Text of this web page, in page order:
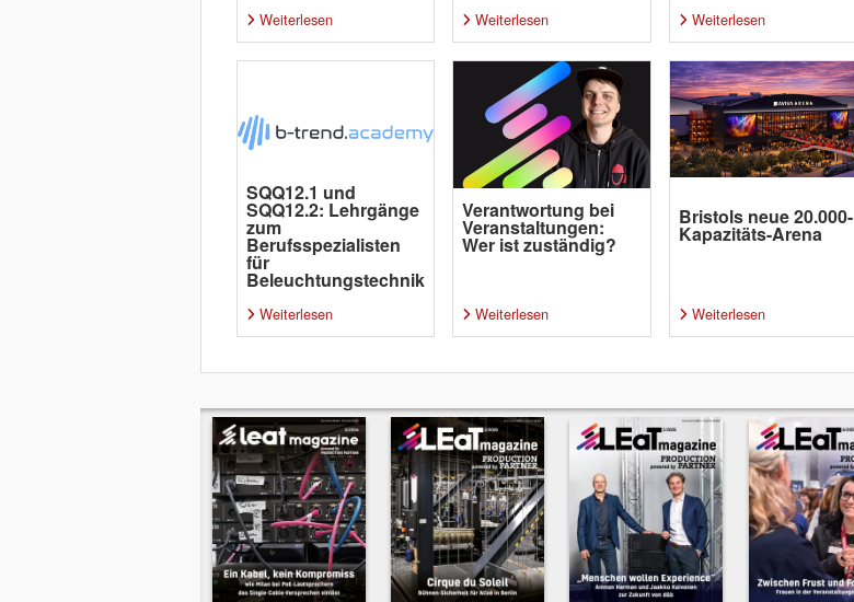
Weiterlesen Weiterlesen Weiterlesen
SQQ12.1 und
SQQ12.2: Lehrgänge
zum
Berufsspezialisten
für
Beleuchtungstechnik
Weiterlesen
Verantwortung bei
Veranstaltungen:
Wer ist zuständig?
Weiterlesen
Bristols neue 20.000-
Kapazitäts-Arena
Weiterlesen